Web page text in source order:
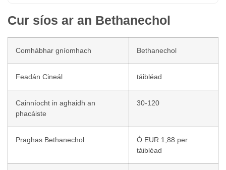
Cur síos ar an Bethanechol
Comhábhar gníomhach Bethanechol
Feadán Cineál táibléad
Cainníocht in aghaidh an
phacáiste
30-120
Praghas Bethanechol
Ó EUR 1,88 per
táibléad